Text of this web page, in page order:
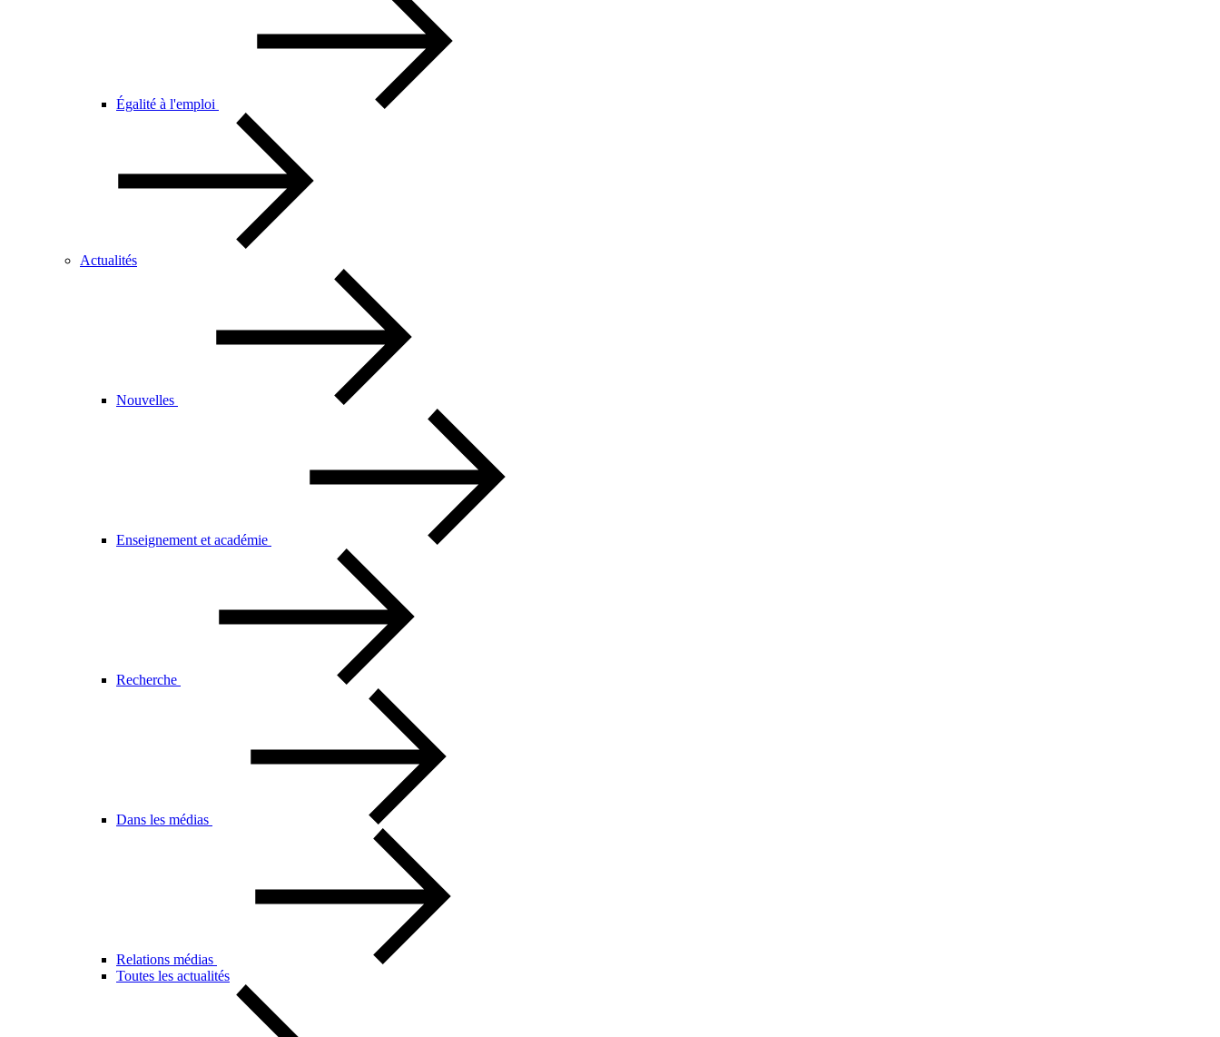
Égalité à l'emploi
Actualités
Nouvelles
Enseignement et académie
Recherche
Dans les médias
Relations médias
Toutes les actualités